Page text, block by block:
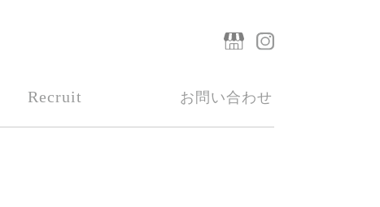
Recruit お問い合わせ